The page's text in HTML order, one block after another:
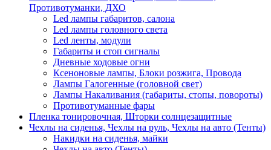
Противотуманки, ДХО
Led лампы габаритов, салона
Led лампы головного света
Led ленты, модули
Габариты и стоп сигналы
Дневные ходовые огни
Ксеноновые лампы, Блоки розжига, Провода
Лампы Галогенные (головной свет)
Лампы Накаливания (габариты, стопы, повороты)
Противотуманные фары
Пленка тонировочная, Шторки солнцезащитные
Чехлы на сиденья, Чехлы на руль, Чехлы на авто (Тенты)
Накидки на сиденья, майки